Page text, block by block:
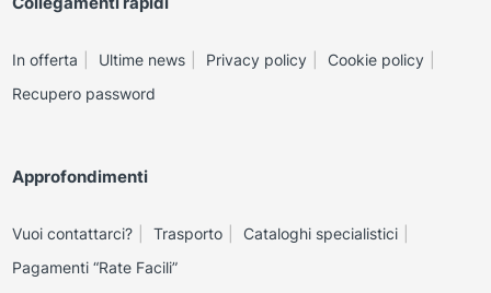
In offerta Ultime news Privacy policy
Cookie policy
Recupero password
Approfondimenti
Vuoi contattarci? Trasporto
Cataloghi specialistici
Pagamenti “Rate Facili”